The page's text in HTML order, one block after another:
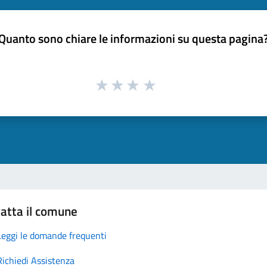
sono chiare le informazioni su questa
il comune
le domande frequenti
Assistenza